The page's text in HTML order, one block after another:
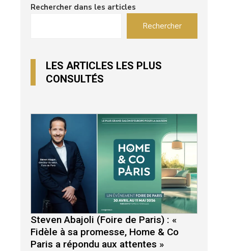
Rechercher dans les articles
Rechercher
LES ARTICLES LES PLUS
CONSULTÉS
Steven Abajoli (Foire de Paris) : «
Fidèle à sa promesse, Home & Co
Paris a répondu aux attentes »